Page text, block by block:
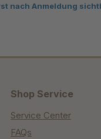
nach Anmeldung
Shop Service
Service Center
FAQs